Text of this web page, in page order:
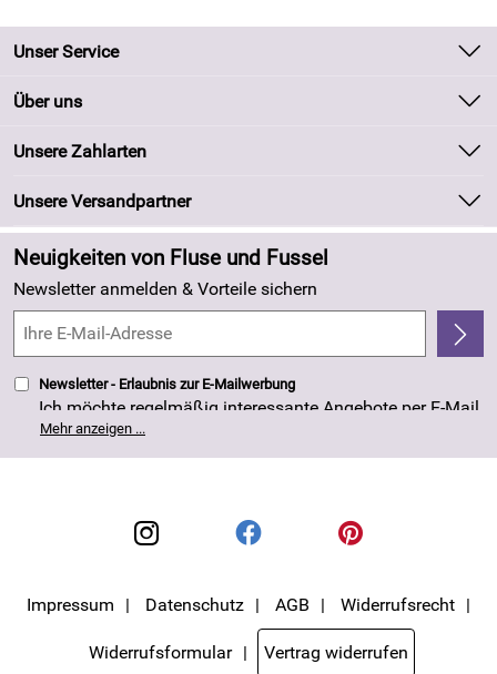
Unser Service
Kontakt
Kundeninformationen
Newsletter
Zahlung und Versand
Kundenlogin
Über uns
Unsere Bestseller
Neu
Angebote
Made in Germany
4,8/5
Unsere Zahlarten
Unsere Versandpartner
Neuigkeiten von Fluse und Fussel
Newsletter anmelden & Vorteile sichern
Newsletter - Erlaubnis zur E-Mailwerbung
Ich möchte regelmäßig interessante Angebote per E-Mail
erhalten. Meine E-Mail-Adresse wird nicht an andere
Unternehmen weitergegeben. Die Einwilligung zur
Nutzung meiner E-Mail- Adresse für Werbezwecke kann
Mehr anzeigen ...
Impressum Datenschutz AGB Widerrufsrecht
Widerrufsformular Vertrag widerrufen